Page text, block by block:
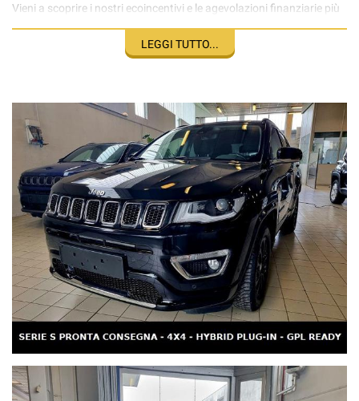
Vieni a scoprire i nostri ecoincentivi e le agevolazioni finanziarie più
professionalità. Vi aspettiamo presso il nostro showroom Rubano
dove potrete trovare vetture nuove, km 0 e semestrali. Ogni vettura
da noi proposta include la certificazione del chilometraggio ed il
controllo meticoloso del nostro centro assistenza.
Ai Nostri clienti offriamo autofficina specializzata, centro revisioni,
una moderna carrozzeria, auto sostitutive, servizio gomme e non
solo...
Possibilità di finanziare il prodotto fino a 84 mesi con zero anticipo
Possibilità di aggiungere atti vandalici, eventi sociopolitici, polizza
cristalli, eventi naturali, grandine, Kasko, Collisione
Condizioni chiare e trasparenti
Permutiamo il Vostro usato
Orari Showroom: dal lunedì al sabato 9:00/12:30 e 15:00/19:30
Nota bene: spendiamo la nostra migliore attenzione in ogni
LEGGI TUTTO...